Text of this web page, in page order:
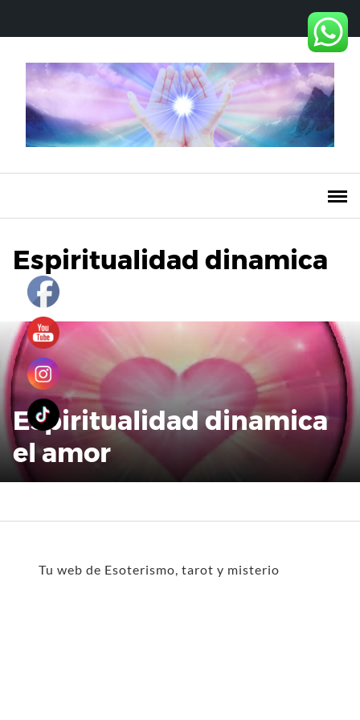
contenido
Espiritualidad dinamica
Espiritualidad dinamica
el amor
Tu web de Esoterismo, tarot y misterio